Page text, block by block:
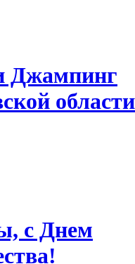
Джампинг
с Днем